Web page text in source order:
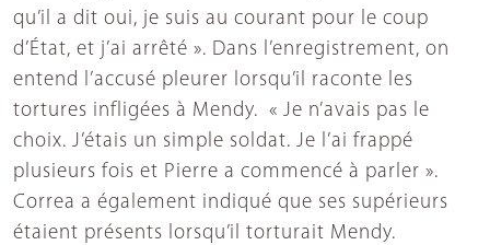
qu’il a dit oui, je suis au courant pour le coup
d’État, et j’ai arrêté ». Dans l’enregistrement, on
entend l’accusé pleurer lorsqu’il raconte les
tortures infligées à Mendy. « Je n’avais pas le
choix. J’étais un simple soldat. Je l’ai frappé
plusieurs fois et Pierre a commencé à parler ».
Correa a également indiqué que ses supérieurs
étaient présents lorsqu’il torturait Mendy.